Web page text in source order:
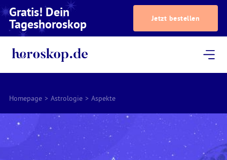
Gratis! Dein
Tageshoroskop Jetzt bestellen
Homepage > Astrologie > Aspekte